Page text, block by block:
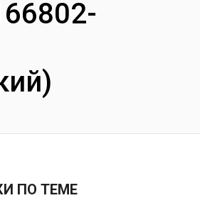
ПО ТЕМЕ